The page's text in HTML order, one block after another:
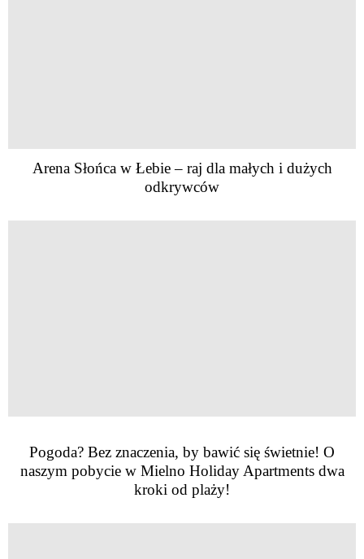
Arena Słońca w Łebie – raj dla małych i dużych
odkrywców
Pogoda? Bez znaczenia, by bawić się świetnie! O
naszym pobycie w Mielno Holiday Apartments dwa
kroki od plaży!